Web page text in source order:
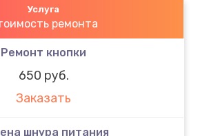
Услуга
ремонта
Ремонт кнопки
650 руб.
Заказать
шнура питания